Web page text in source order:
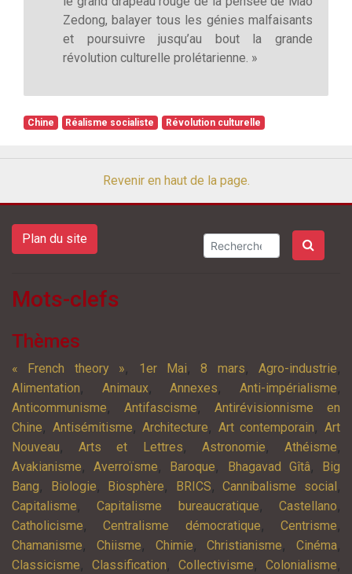
Zedong, balayer tous les génies malfaisants
et poursuivre jusqu’au bout la grande
révolution culturelle prolétarienne. »
Chine Réalisme socialiste Révolution culturelle
Revenir en haut de la page.
Plan du site
Mots-clefs
Thèmes
« French theory », 1er Mai,8 mars, Agro-industrie,
Alimentation, Animaux,Annexes,Anti-impérialisme,
Anticommunisme, Antifascisme, Antirévisionnisme en
Chine, Antisémitisme,Architecture, Art contemporain,Art
Nouveau,Arts et Lettres, Astronomie,Athéisme,
Avakianisme,Averroïsme, Baroque, Bhagavad Gîtâ,
Big
Bang, Biologie, Biosphère, BRICS,Cannibalisme social ,
Capitalisme,Capitalisme bureaucratique,Castellano,
Catholicisme,Centralisme démocratique,Centrisme,
Chamanisme, Chiisme, Chimie,Christianisme, Cinéma,
Classicisme, Classification, Collectivisme, Colonialisme,